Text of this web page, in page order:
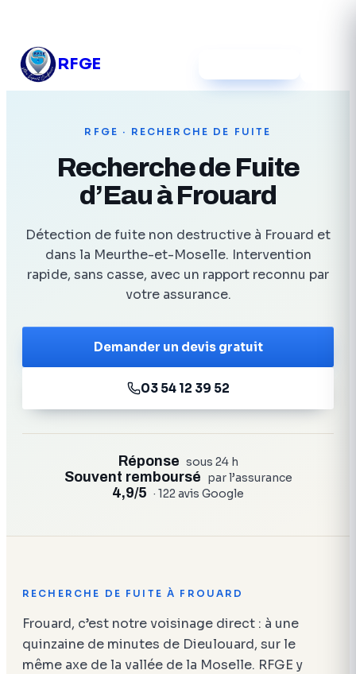
RFGE
RFGE · RECHERCHE DE FUITE
Recherche de Fuite
d’Eau à Frouard
Détection de fuite non destructive à Frouard et
dans la Meurthe-et-Moselle. Intervention
rapide, sans casse, avec un rapport reconnu par
votre assurance.
Demander un devis gratuit
03 54 12 39 52
Réponse sous 24 h
Souvent remboursé par l’assurance
4,9/5 · 122 avis Google
RECHERCHE DE FUITE À FROUARD
Frouard, c’est notre voisinage direct : à une
quinzaine de minutes de Dieulouard, sur le
même axe de la vallée de la Moselle. RFGE y